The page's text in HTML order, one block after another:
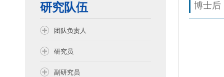
研究队伍
团队负责人
研究员
副研究员
博士后